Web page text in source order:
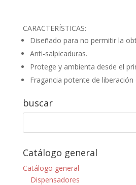
CARACTERÍSTICAS:
Diseñado para no permitir la
Anti-salpicaduras.
Protege y ambienta desde el
Fragancia potente de liberación
buscar
Catálogo general
Catálogo general
Dispensadores